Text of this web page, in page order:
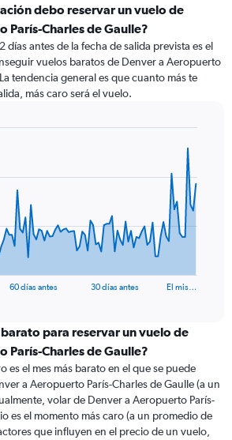
debo reservar un vuelo de
París-Charles de Gaulle?
días antes de la fecha de salida prevista es el
vuelos baratos de Denver a Aeropuerto
tendencia general es que cuanto más te
más caro será el vuelo.
60 días antes 30 días antes El mis…
barato para reservar un vuelo de
París-Charles de Gaulle?
es el mes más barato en el que se puede
a Aeropuerto París-Charles de Gaulle (a un
volar de Denver a Aeropuerto París-
es el momento más caro (a un promedio de
que influyen en el precio de un vuelo,